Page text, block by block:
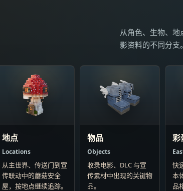
从角色、生物、
影资料的不同分支。
地点
Locations
从主世界、传送门到宣
传联动中的蘑菇安全
屋，按地点继续追踪。
物品
Objects
收录电影、DLC 与宣
传素材中出现的关键物
品。
彩
快
本
品